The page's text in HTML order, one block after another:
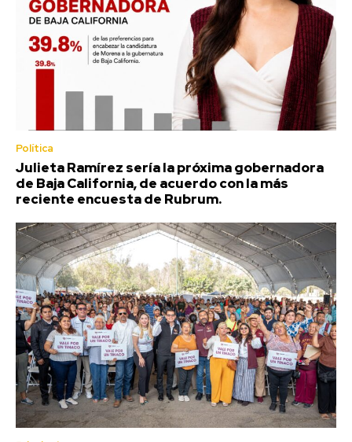
Política
Julieta Ramírez sería la próxima gobernadora
de Baja California, de acuerdo con la más
reciente encuesta de Rubrum.